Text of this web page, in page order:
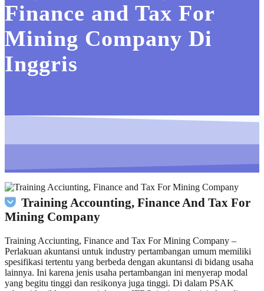
Finance and Tax For
Mining Company Di
Inggris
Training Accounting, Finance And Tax For
Mining Company
Training Acciunting, Finance and Tax For Mining Company –
Perlakuan akuntansi untuk industry pertambangan umum memiliki
spesifikasi tertentu yang berbeda dengan akuntansi di bidang usaha
lainnya. Ini karena jenis usaha pertambangan ini menyerap modal
yang begitu tinggi dan resikonya juga tinggi. Di dalam PSAK